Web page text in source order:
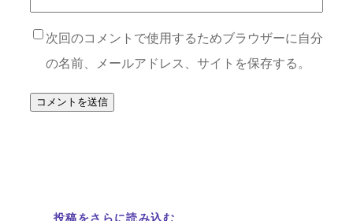
次回のコメントで使用するためブラウザーに自分
の名前、メールアドレス、サイトを保存する。
投稿をさらに読み込む